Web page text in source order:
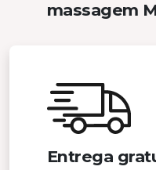
massagem
Entrega